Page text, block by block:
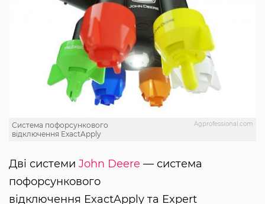
Agprofessional.com
Система пофорсункового
відключення ExactApply
Дві системи John Deere — система
пофорсункового
відключення ExactApply та Expert